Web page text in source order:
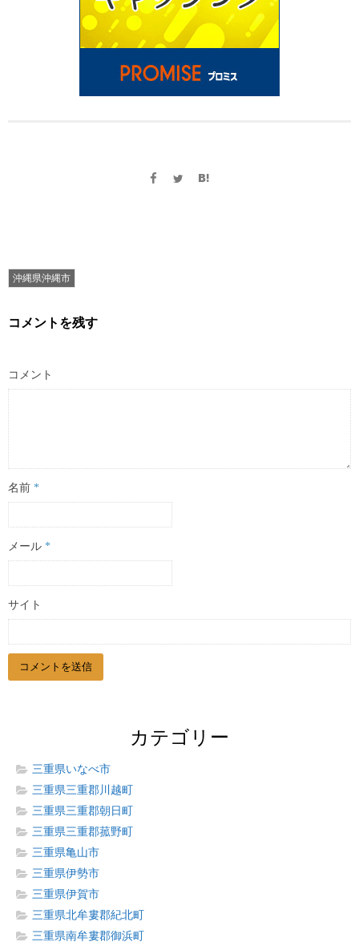
沖縄県沖縄市
コメントを残す
コメント
名前 *
メール *
サイト
カテゴリー
三重県いなべ市
三重県三重郡川越町
三重県三重郡朝日町
三重県三重郡菰野町
三重県亀山市
三重県伊勢市
三重県伊賀市
三重県北牟婁郡紀北町
三重県南牟婁郡御浜町